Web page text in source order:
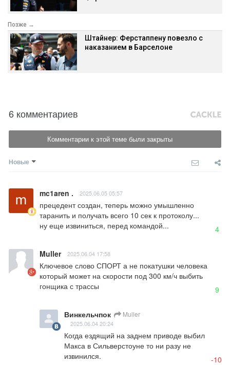
Позже →
Штайнер: Ферстаппену повезло с
наказанием в Барселоне
6 комментариев
Комментарии к этой теме были закрыты
Новые
mc1aren . 2025.06.05 05:57
прецедент создан, теперь можно умышленно
таранить и получать всего 10 сек к протоколу...
ну еще извиниться, перед командой...
4
Muller 2025.06.04 17:58
Ключевое слово СПОРТ а не покатушки человека
который может на скорости под 300 км/ч выбить
гонщика с трассы
9
Винкельчпок Muller
2025.06.04 20:24
Когда ездящий на заднем приводе выбил
Макса в Сильверстоуне то ни разу не
извинился.
-10